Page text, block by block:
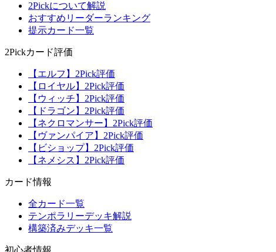
2Pickについて解説
おすすめリーダーランキング
提示カード一覧
2Pickカード評価
【エルフ】2Pick評価
【ロイヤル】2Pick評価
【ウィッチ】2Pick評価
【ドラゴン】2Pick評価
【ネクロマンサー】2Pick評価
【ヴァンパイア】2Pick評価
【ビショップ】2Pick評価
【ネメシス】2Pick評価
カード情報
全カード一覧
テンポラリーデッキ解説
構築済みデッキ一覧
初心者情報